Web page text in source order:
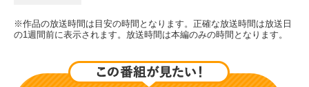
※作品の放送時間は目安の時間となります。正確な放送時間は放送日
の1週間前に表示されます。放送時間は本編のみの時間となります。